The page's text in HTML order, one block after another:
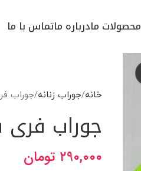
محصولات مادرباره ماتماس با ما
خانه جوراب زنانه جوراب
جوراب فری
۲۹۰,۰۰۰ تومان